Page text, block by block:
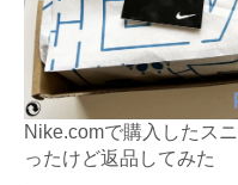
Nike.comで購入したス
ったけど返品してみた